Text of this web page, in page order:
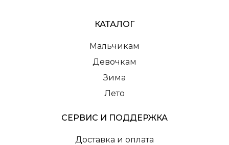
КАТАЛОГ
Мальчикам
Девочкам
Зима
Лето
СЕРВИС И ПОДДЕРЖКА
Доставка и оплата